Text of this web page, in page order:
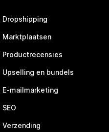
Dropshipping
Marktplaatsen
Productrecensies
Upselling en bundels
E-mailmarketing
SEO
Verzending